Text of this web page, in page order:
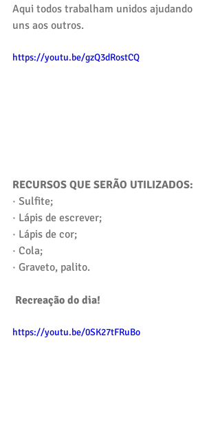
Aqui todos trabalham unidos ajudando
uns aos outros.
https://youtu.be/gzQ3dRostCQ
RECURSOS QUE SERÃO UTILIZADOS:
· Sulfite;
· Lápis de escrever;
· Lápis de cor;
· Cola;
· Graveto, palito.
Recreação do dia!
https://youtu.be/0SK27tFRuBo